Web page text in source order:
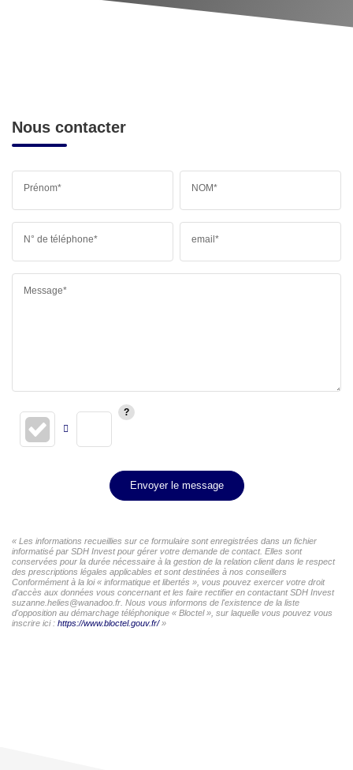
Nous contacter
Prénom* NOM*
N° de téléphone* email*
Message*
Envoyer le message
« Les informations recueillies sur ce formulaire sont enregistrées dans un fichier
informatisé par SDH Invest pour gérer votre demande de contact. Elles sont
conservées pour la durée nécessaire à la gestion de la relation client dans le respect
des prescriptions légales applicables et sont destinées à nos conseillers
Conformément à la loi « informatique et libertés », vous pouvez exercer votre droit
d'accès aux données vous concernant et les faire rectifier en contactant SDH Invest
suzanne.helies@wanadoo.fr. Nous vous informons de l'existence de la liste
d'opposition au démarchage téléphonique « Bloctel », sur laquelle vous pouvez vous
inscrire ici : https://www.bloctel.gouv.fr/»